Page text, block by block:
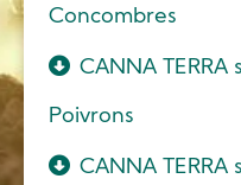
Concombres
CANNA
Poivrons
CANNA